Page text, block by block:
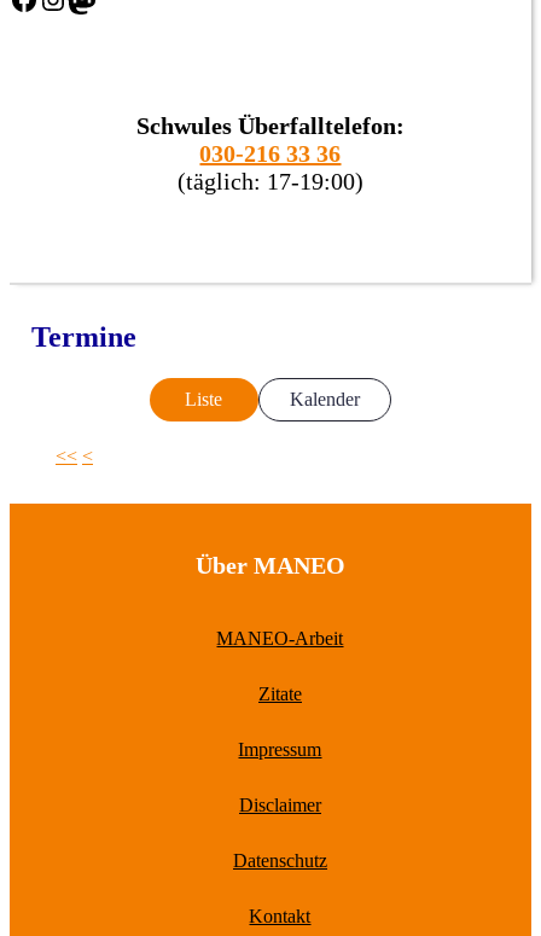
Schwules Überfalltelefon:
030-216 33 36
(täglich: 17-19:00)
Termine
Liste Kalender
<< <
Über MANEO
MANEO-Arbeit
Zitate
Impressum
Disclaimer
Datenschutz
Kontakt